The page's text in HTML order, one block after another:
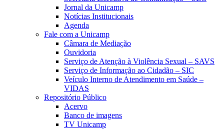
Jornal da Unicamp
Notícias Institucionais
Agenda
Fale com a Unicamp
Câmara de Mediação
Ouvidoria
Serviço de Atenção à Violência Sexual – SAVS
Serviço de Informação ao Cidadão – SIC
Veículo Interno de Atendimento em Saúde –
VIDAS
Repositório Público
Acervo
Banco de imagens
TV Unicamp